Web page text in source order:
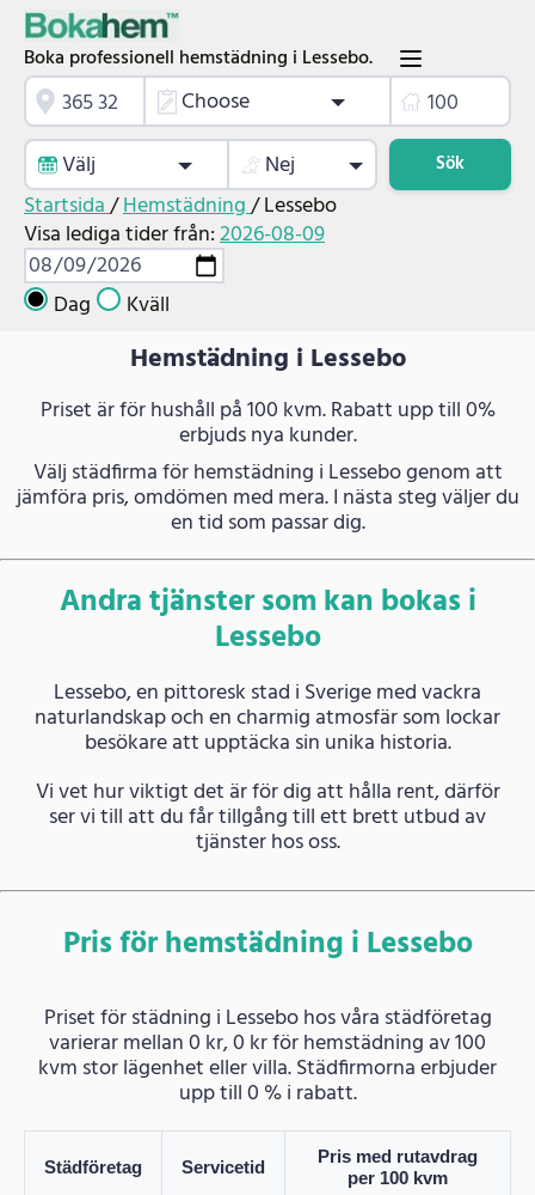
Boka professionell hemstädning i Lessebo.
Choose
Välj
Nej Sök
Startsida/Hemstädning/Lessebo
Visa lediga tider från:2026-08-09
Dag Kväll
Hemstädning i Lessebo
Priset är för hushåll på 100 kvm. Rabatt upp till 0%
erbjuds nya kunder.
Välj städfirma för hemstädning i Lessebo genom att
jämföra pris, omdömen med mera. I nästa steg väljer du
en tid som passar dig.
Andra tjänster som kan bokas i
Lessebo
Lessebo, en pittoresk stad i Sverige med vackra
naturlandskap och en charmig atmosfär som lockar
besökare att upptäcka sin unika historia.
Vi vet hur viktigt det är för dig att hålla rent, därför
ser vi till att du får tillgång till ett brett utbud av
tjänster hos oss.
Pris för hemstädning i Lessebo
Priset för städning i Lessebo hos våra städföretag
varierar mellan 0 kr, 0 kr för hemstädning av 100
kvm stor lägenhet eller villa. Städfirmorna erbjuder
upp till 0 % i rabatt.
Städföretag Servicetid
Pris med rutavdrag
per 100 kvm